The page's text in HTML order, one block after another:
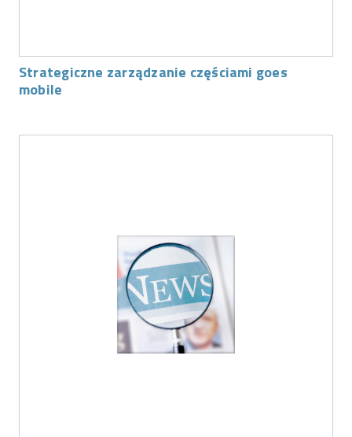
Strategiczne zarządzanie częściami goes
mobile